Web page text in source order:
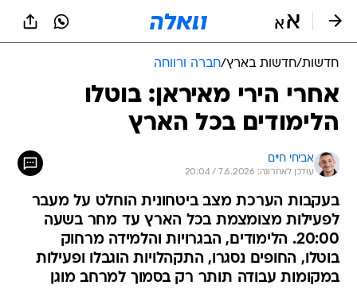
חדשות/חדשות בארץ/חברה ורווחה
אחרי הירי מאיראן: בוטלו
הלימודים בכל הארץ
אביחי חיים
עודכן לאחרונה: 7.6.2026 / 20:04
בעקבות הערכת מצב ביטחונית הוחלט על מעבר
לפעילות מצומצמת בכל הארץ עד מחר בשעה
20:00. הלימודים, הבגרויות והלמידה מרחוק
בוטלו, החופים נסגרו, התקהלויות הוגבלו ופעילות
במקומות עבודה תותר רק בסמוך למרחב מוגן